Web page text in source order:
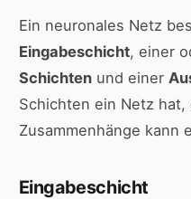
Ein neuronales Netz
Eingabeschicht, einer
Schichtenund einer
Schichten ein Netz
Zusammenhänge kann
Eingabeschicht